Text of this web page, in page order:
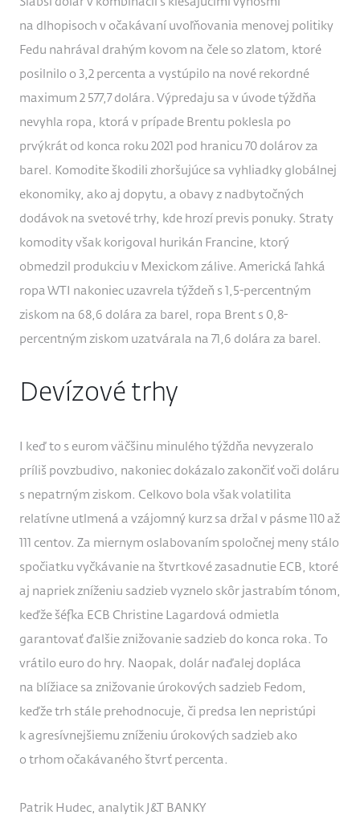
na dlhopisoch v očakávaní uvoľňovania menovej politiky
Fedu nahrával drahým kovom na čele so zlatom, ktoré
posilnilo o 3,2 percenta a vystúpilo na nové rekordné
maximum 2 577,7 dolára. Výpredaju sa v úvode týždňa
nevyhla ropa, ktorá v prípade Brentu poklesla po
prvýkrát od konca roku 2021 pod hranicu 70 dolárov za
barel. Komodite škodili zhoršujúce sa vyhliadky globálnej
ekonomiky, ako aj dopytu, a obavy z nadbytočných
dodávok na svetové trhy, kde hrozí previs ponuky. Straty
komodity však korigoval hurikán Francine, ktorý
obmedzil produkciu v Mexickom zálive. Americká ľahká
ropa WTI nakoniec uzavrela týždeň s 1,5-percentným
ziskom na 68,6 dolára za barel, ropa Brent s 0,8-
percentným ziskom uzatvárala na 71,6 dolára za barel.
Devízové trhy
I keď to s eurom väčšinu minulého týždňa nevyzeralo
príliš povzbudivo, nakoniec dokázalo zakončiť voči doláru
s nepatrným ziskom. Celkovo bola však volatilita
relatívne utlmená a vzájomný kurz sa držal v pásme 110 až
111 centov. Za miernym oslabovaním spoločnej meny stálo
spočiatku vyčkávanie na štvrtkové zasadnutie ECB, ktoré
aj napriek zníženiu sadzieb vyznelo skôr jastrabím tónom,
keďže šéfka ECB Christine Lagardová odmietla
garantovať ďalšie znižovanie sadzieb do konca roka. To
vrátilo euro do hry. Naopak, dolár naďalej dopláca
na blížiace sa znižovanie úrokových sadzieb Fedom,
keďže trh stále prehodnocuje, či predsa len nepristúpi
k agresívnejšiemu zníženiu úrokových sadzieb ako
o trhom očakávaného štvrť percenta.
Patrik Hudec, analytik J&T BANKY